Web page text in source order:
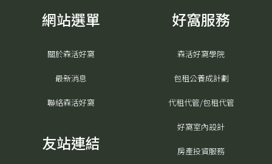
b
o
k
l
o
e
-
o
p
e
n
網站選單
關於森活好窩
最新消息
聯絡森活好窩
友站連結
好窩服務
森活好窩學院
包租公養成計劃
代租代管/包租代管
好窩室內設計
房產投資服務